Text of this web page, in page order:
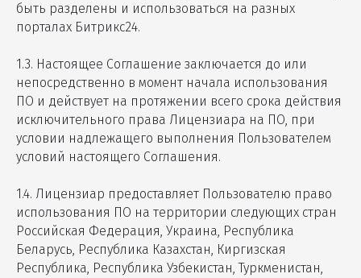
быть разделены и использоваться на разных
порталах Битрикс24.
1.3. Настоящее Соглашение заключается до или
непосредственно в момент начала использования
ПО и действует на протяжении всего срока действия
исключительного права Лицензиара на ПО, при
условии надлежащего выполнения Пользователем
условий настоящего Соглашения.
1.4. Лицензиар предоставляет Пользователю право
использования ПО на территории следующих стран
Российская Федерация, Украина, Республика
Беларусь, Республика Казахстан, Киргизская
Республика, Республика Узбекистан, Туркменистан,